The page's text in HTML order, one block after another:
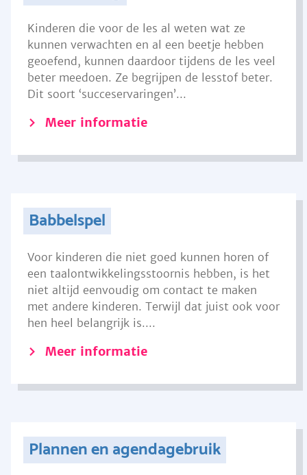
Kinderen die voor de les al weten wat ze
kunnen verwachten en al een beetje hebben
geoefend, kunnen daardoor tijdens de les veel
beter meedoen. Ze begrijpen de lesstof beter.
Dit soort ‘succeservaringen’...
Meer informatie
Babbelspel
Voor kinderen die niet goed kunnen horen of
een taalontwikkelingsstoornis hebben, is het
niet altijd eenvoudig om contact te maken
met andere kinderen. Terwijl dat juist ook voor
hen heel belangrijk is....
Meer informatie
Plannen en agendagebruik